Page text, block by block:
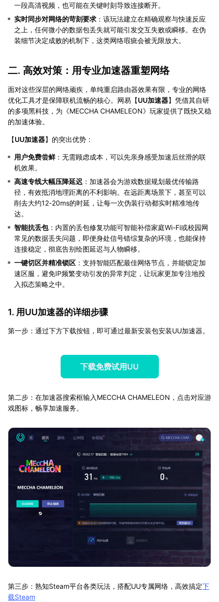
一段高清视频，也可能在关键时刻导致连接断开。
实时同步对网络的苛刻要求 ：该玩法建立在精确观察与快速反应
之上，任何微小的数据包丢失就可能引发交互失败或瞬移。在伪
装细节决定成败的机制下，这类网络瑕疵会被无限放大。
二. 高效对策：用专业加速器重塑网络
面对这些深层的网络顽疾，单纯重启路由器效果有限，专业的网络
优化工具才是保障联机流畅的核心。网易【UU加速器】凭借其自研
的多项黑科技，为《MECCHA CHAMELEON》玩家提供了既快又稳
的加速体验。
【UU加速器】的突出优势：
用户免费尝鲜：无需顾虑成本，可以先亲身感受加速后丝滑的联
机效果。
高速专线大幅压降延迟 ：加速器会为游戏数据规划最优传输路
径，有效抵消地理距离的不利影响。在远距离场景下，甚至可以
削去大约12-20ms的时延，让每一次伪装行动都实时精准地传
达。
智能抗丢包：内置的丢包修复功能可智能补偿家庭Wi-Fi或校园网
常见的数据丢失问题，即便身处信号错综复杂的环境，也能保持
连接稳定，彻底告别绘图延迟与人物瞬移。
一键切区并精准锁区 ：支持智能匹配最佳网络节点，并能锁定加
速区服，避免IP频繁变动引发的异常判定，让玩家更加专注地投
入拟态策略之中。
1. 用UU加速器的详细步骤
第一步：通过下方下载按钮，即可通过最新安装包安装UU加速器。
下载免费试用UU
第二步：在加速器搜索框输入MECCHA CHAMELEON，点击对应游
戏图标，畅享加速服务。
第三步：熟知Steam平台各类玩法，搭配UU专属网络，高效搞定下
载Steam